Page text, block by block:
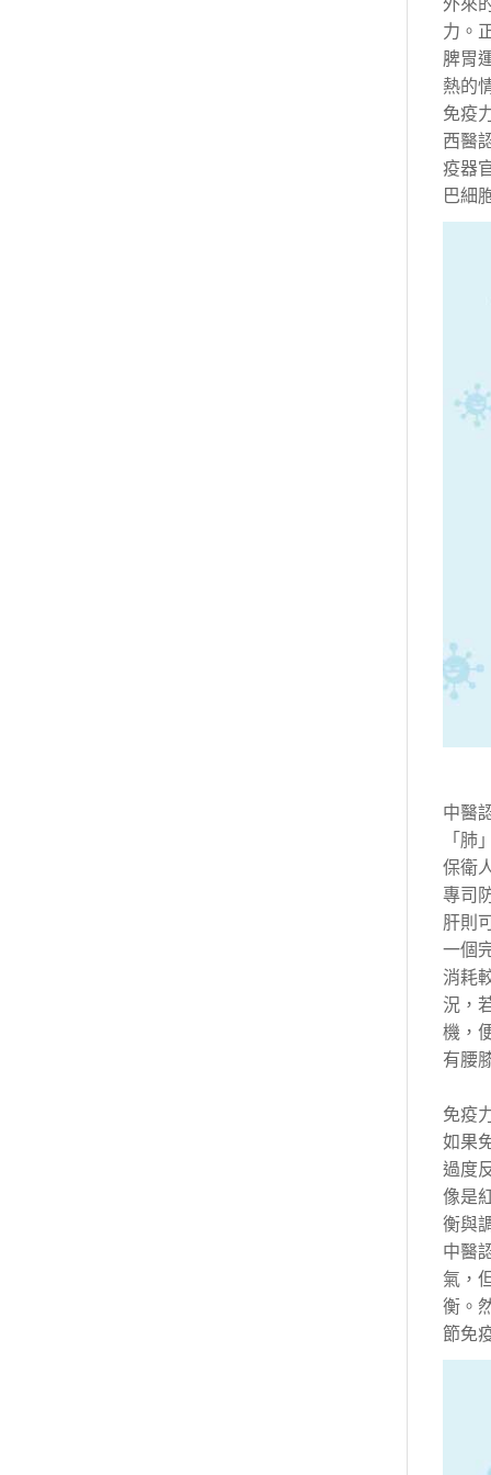
外來
力。
脾胃
熱的
免疫
西醫
疫器
巴細
中醫
「肺
保衛
專司
肝則
一個
消耗
況，
機，
有腰
免疫
如果
過度
像是
衡與
中醫
氣，
衡。
節免